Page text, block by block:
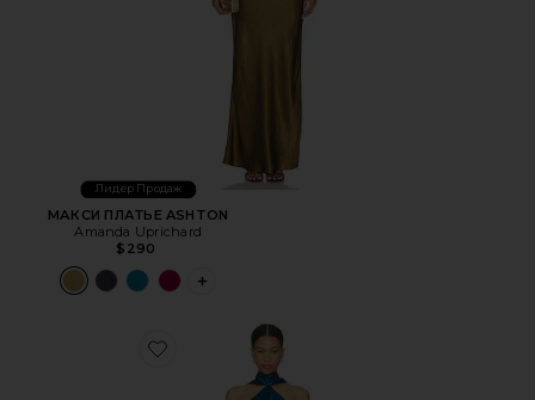
Лидер Продаж
МАКСИ ПЛАТЬЕ ASHTON
Amanda Uprichard
$290
PLUS ICON TO SEE MORE OPTIONS
Favorite ПЛАТЬЕ ASHTON